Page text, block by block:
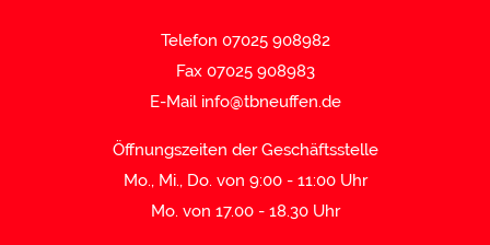
Telefon 07025 908982
Fax 07025 908983
E-Mail info@tbneuffen.de
Öffnungszeiten der Geschäftsstelle
Mo., Mi., Do. von 9:00 - 11:00 Uhr
Mo. von 17.00 - 18.30 Uhr